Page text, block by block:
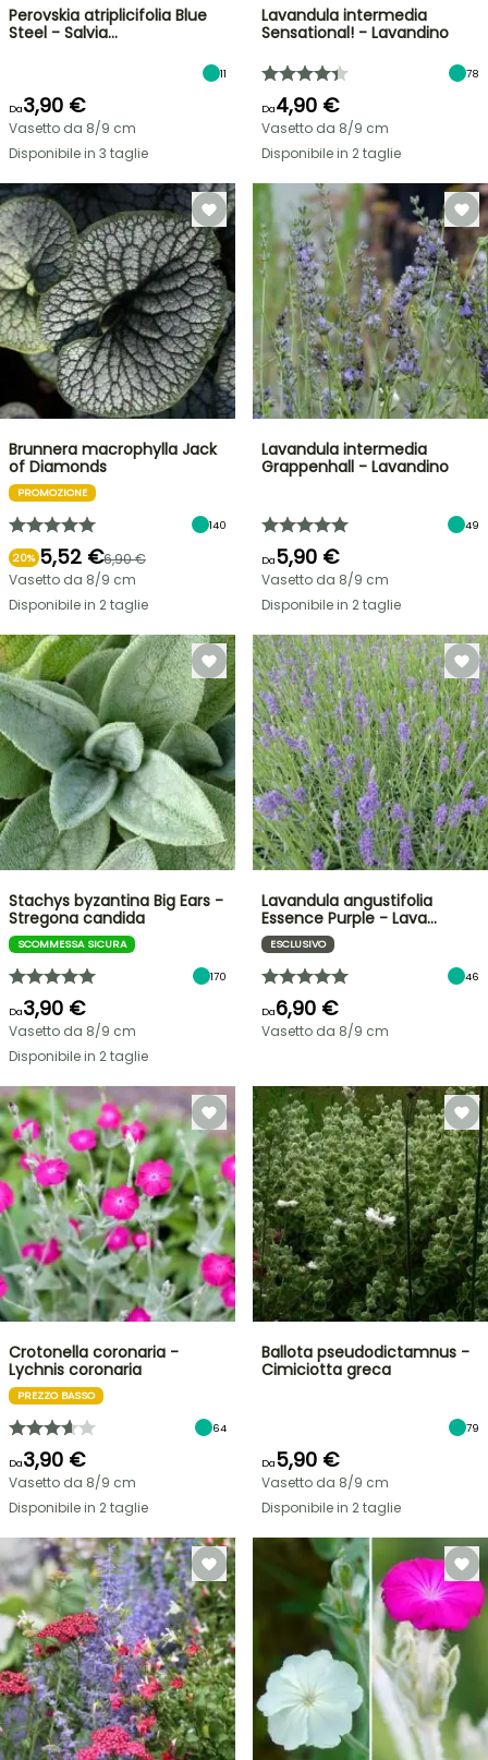
Perovskia atriplicifolia Blue
Steel - Salvia…
11
Da3,90 €
Vasetto da 8/9 cm
Disponibile in 3 taglie
Lavandula intermedia
Sensational! - Lavandino
78
Da4,90 €
Vasetto da 8/9 cm
Disponibile in 2 taglie
Brunnera macrophylla Jack
of Diamonds
PROMOZIONE
140
20% 5,52 €6,90 €
Vasetto da 8/9 cm
Disponibile in 2 taglie
Lavandula intermedia
Grappenhall - Lavandino
49
Da5,90 €
Vasetto da 8/9 cm
Disponibile in 2 taglie
Stachys byzantina Big Ears -
Stregona candida
SCOMMESSA SICURA
170
Da3,90 €
Vasetto da 8/9 cm
Disponibile in 2 taglie
Lavandula angustifolia
Essence Purple - Lava…
ESCLUSIVO
46
Da6,90 €
Vasetto da 8/9 cm
Crotonella coronaria -
Lychnis coronaria
PREZZO BASSO
64
Da3,90 €
Vasetto da 8/9 cm
Disponibile in 2 taglie
Ballota pseudodictamnus -
Cimiciotta greca
79
Da5,90 €
Vasetto da 8/9 cm
Disponibile in 2 taglie